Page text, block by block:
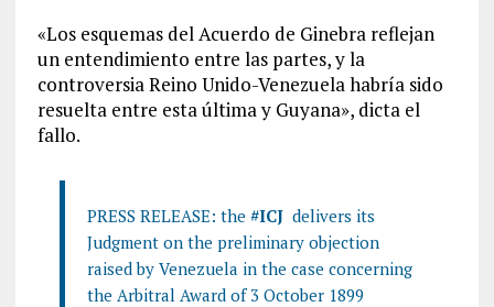
«Los esquemas del Acuerdo de Ginebra reflejan
un entendimiento entre las partes, y la
controversia Reino Unido-Venezuela habría sido
resuelta entre esta última y Guyana», dicta el
fallo.
PRESS RELEASE: the #ICJdelivers its
Judgment on the preliminary objection
raised by Venezuela in the case concerning
the Arbitral Award of 3 October 1899